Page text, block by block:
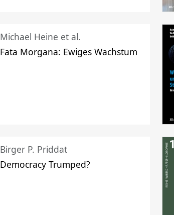
Michael Heine et al.
Fata Morgana: Ewiges Wachstum
Birger P. Priddat
Democracy Trumped?